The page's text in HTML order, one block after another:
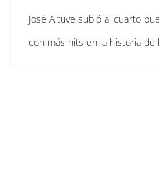
José Altuve subió al cuarto
con más hits en la historia de